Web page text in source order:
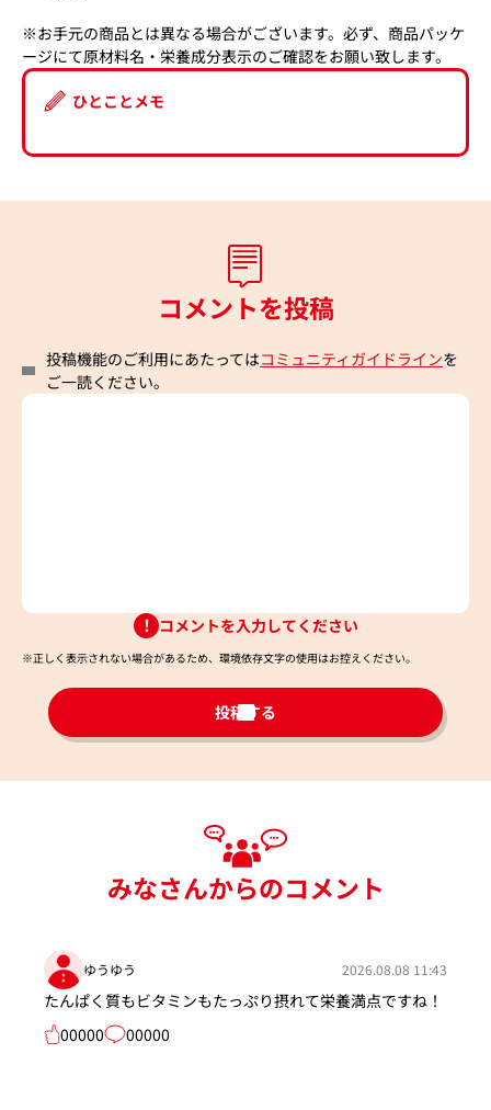
※お手元の商品とは異なる場合がございます。必ず、商品パッケ
ージにて原材料名・栄養成分表示のご確認をお願い致します。
ひとことメモ
コメントを投稿
投稿機能のご利用にあたってはコミュニティガイドラインを
ご一読ください。
コメントを入力してください
※正しく表示されない場合があるため、環境依存文字の使用はお控えください。​
投稿する
みなさんからのコメント
ゆうゆう 2026.08.08 11:43
たんぱく質もビタミンもたっぷり摂れて栄養満点ですね！
00000
00000